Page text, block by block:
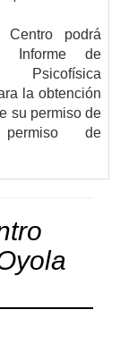
Centro podrá
Informe de
la obtención
su permiso de
permiso de